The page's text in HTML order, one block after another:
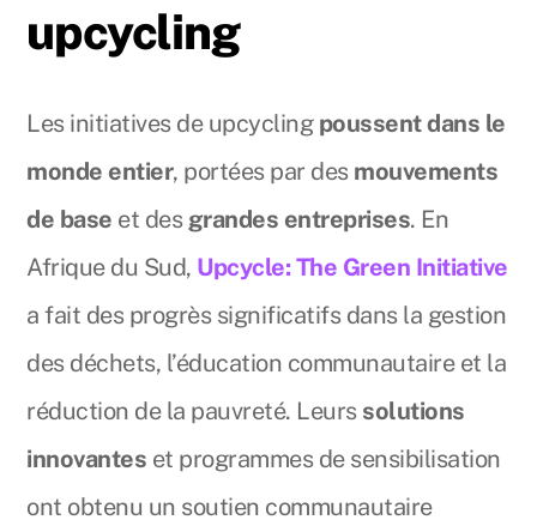
upcycling
Les initiatives de upcycling poussent dans le
monde entier, portées par des mouvements
de base et des grandes entreprises. En
Afrique du Sud, Upcycle: The Green Initiative
a fait des progrès significatifs dans la gestion
des déchets, l’éducation communautaire et la
réduction de la pauvreté. Leurs solutions
innovantes et programmes de sensibilisation
ont obtenu un soutien communautaire